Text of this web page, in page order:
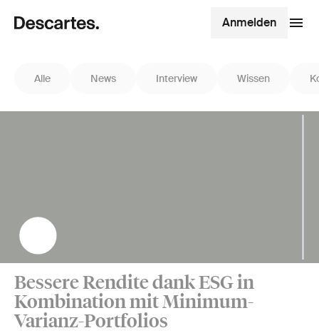
Anmelden
Alle News Interview Wissen
Bessere Rendite dank ESG in
Kombination mit Minimum-
Varianz-Portfolios